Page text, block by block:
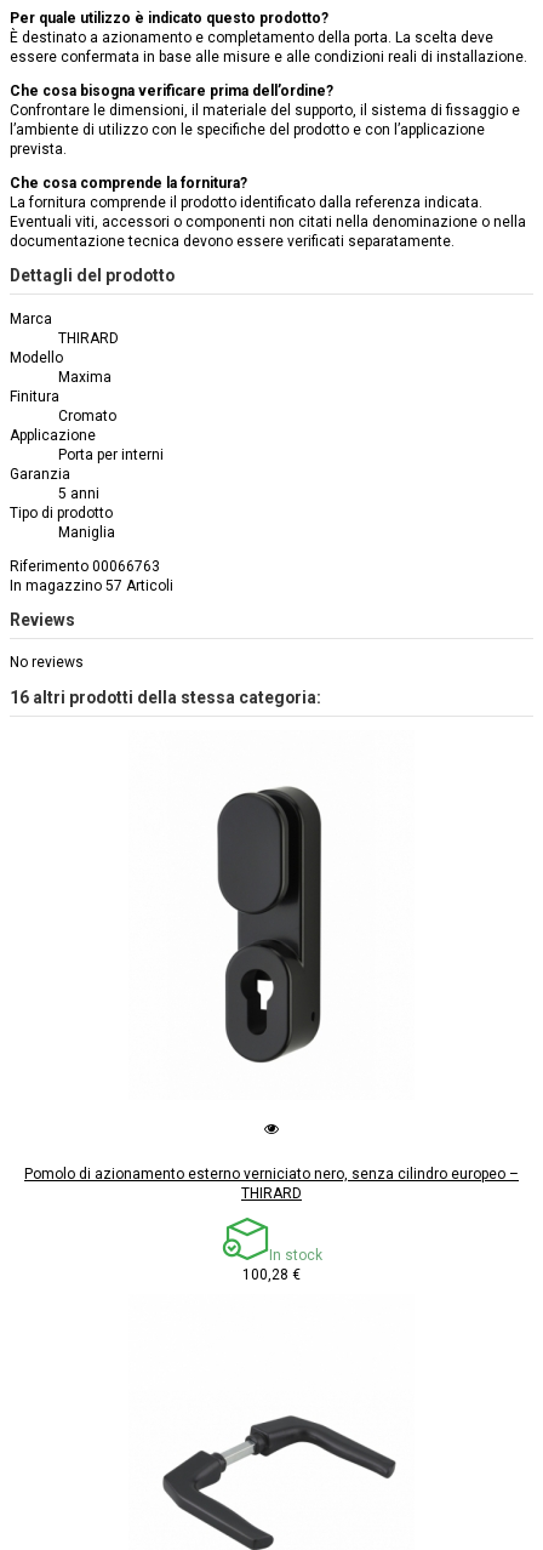
Per quale utilizzo è indicato questo prodotto?
È destinato a azionamento e completamento della porta. La scelta deve
essere confermata in base alle misure e alle condizioni reali di installazione.
Che cosa bisogna verificare prima dell’ordine?
Confrontare le dimensioni, il materiale del supporto, il sistema di fissaggio e
l’ambiente di utilizzo con le specifiche del prodotto e con l’applicazione
prevista.
Che cosa comprende la fornitura?
La fornitura comprende il prodotto identificato dalla referenza indicata.
Eventuali viti, accessori o componenti non citati nella denominazione o nella
documentazione tecnica devono essere verificati separatamente.
Dettagli del prodotto
Marca
THIRARD
Modello
Maxima
Finitura
Cromato
Applicazione
Porta per interni
Garanzia
5 anni
Tipo di prodotto
Maniglia
Riferimento 00066763
In magazzino 57 Articoli
Reviews
No reviews
16 altri prodotti della stessa categoria:
Pomolo di azionamento esterno verniciato nero, senza cilindro europeo –
THIRARD
In stock
100,28 €